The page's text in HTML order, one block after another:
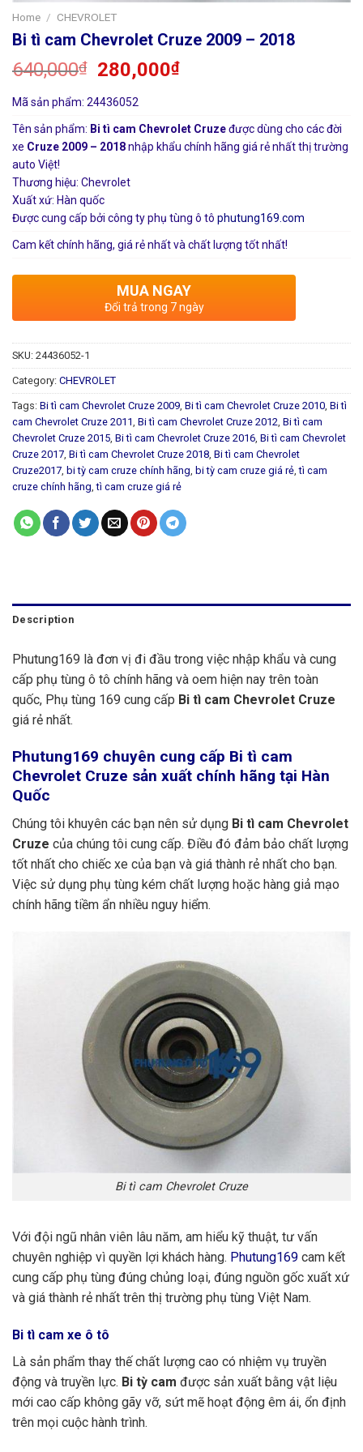
Home / CHEVROLET
Bi tì cam Chevrolet Cruze 2009 – 2018
640,000₫ 280,000₫
Mã sản phẩm: 24436052
Tên sản phẩm: Bi tì cam Chevrolet Cruzeđược dùng cho các đời
xe Cruze 2009 – 2018nhập khẩu chính hãng giá rẻ nhất thị trường
auto Việt!
Thương hiệu: Chevrolet
Xuất xứ: Hàn quốc
Được cung cấp bởi công ty phụ tùng ô tô phutung169.com
Cam kết chính hãng, giá rẻ nhất và chất lượng tốt nhất!
MUA NGAY
Đổi trả trong 7 ngày
SKU: 24436052-1
Category: CHEVROLET
Tags: Bi tì cam Chevrolet Cruze 2009, Bi tì cam Chevrolet Cruze 2010, Bi tì
cam Chevrolet Cruze 2011, Bi tì cam Chevrolet Cruze 2012, Bi tì cam
Chevrolet Cruze 2015, Bi tì cam Chevrolet Cruze 2016, Bi tì cam Chevrolet
Cruze 2017, Bi tì cam Chevrolet Cruze 2018, Bi tì cam Chevrolet
Cruze2017, bi tỳ cam cruze chính hãng, bi tỳ cam cruze giá rẻ,tì cam
cruze chính hãng,tì cam cruze giá rẻ
Description
Phutung169 là đơn vị đi đầu trong việc nhập khẩu và cung
cấp phụ tùng ô tô chính hãng và oem hiện nay trên toàn
quốc, Phụ tùng 169 cung cấp Bi tì cam Chevrolet Cruze
giá rẻ nhất.
Phutung169 chuyên cung cấp Bi tì cam
Chevrolet Cruze sản xuất chính hãng tại Hàn
Quốc
Chúng tôi khuyên các bạn nên sử dụng Bi tì cam Chevrolet
Cruze của chúng tôi cung cấp. Điều đó đảm bảo chất lượng
tốt nhất cho chiếc xe của bạn và giá thành rẻ nhất cho bạn.
Việc sử dụng phụ tùng kém chất lượng hoặc hàng giả mạo
chính hãng tiềm ẩn nhiều nguy hiểm.
Bi tì cam Chevrolet Cruze
Với đội ngũ nhân viên lâu năm, am hiểu kỹ thuật, tư vấn
chuyên nghiệp vì quyền lợi khách hàng. Phutung169 cam kết
cung cấp phụ tùng đúng chủng loại, đúng nguồn gốc xuất xứ
và giá thành rẻ nhất trên thị trường phụ tùng Việt Nam.
Bi tì cam xe ô tô
Là sản phẩm thay thế chất lượng cao có nhiệm vụ truyền
động và truyền lực. Bi tỳ cam được sản xuất bằng vật liệu
mới cao cấp không gãy vỡ, sứt mẽ hoạt động êm ái, ổn định
trên mọi cuộc hành trình.